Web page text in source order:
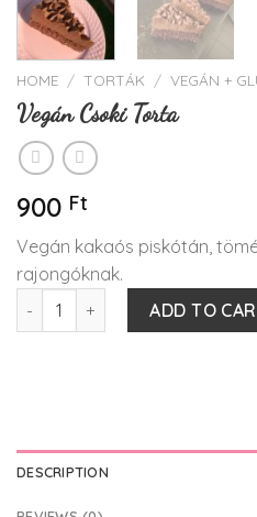
HOME / TORTÁK / VEGÁN +
Vegán Csoki Torta
900 Ft
Vegán kakaós piskótán,
rajongóknak.
Vegán Csoki Torta quantity
ADD TO
DESCRIPTION